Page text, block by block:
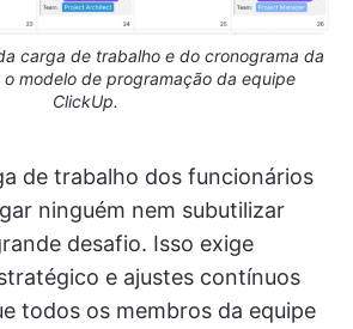
carga de trabalho e do cronograma da
modelo de programação da equipe
ClickUp.
de trabalho dos funcionários
ninguém nem subutilizar
desafio. Isso exige
e ajustes contínuos
todos os membros da equipe